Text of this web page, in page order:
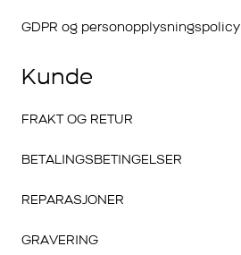
GDPR og personopplysningspolicy
Kunde
FRAKT OG RETUR
BETALINGSBETINGELSER
REPARASJONER
GRAVERING